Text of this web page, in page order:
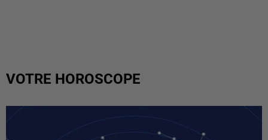
VOTRE HOROSCOPE